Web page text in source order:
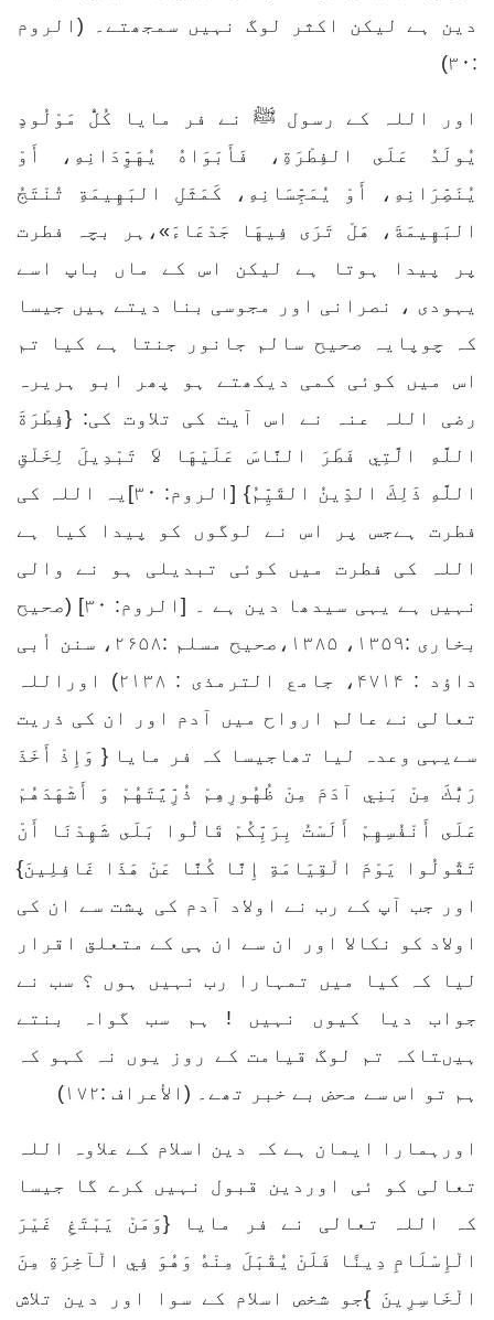
دین ہے لیکن اکثر لوگ نہیں سمجھتے۔ (الروم
:۳۰)
اور اللہ کے رسول ﷺ نے فر مایا كُلُّ مَوْلُودٍ
يُولَدُ عَلَى الفِطْرَةِ، فَأَبَوَاهُ يُهَوِّدَانِهِ، أَوْ
يُنَصِّرَانِهِ، أَوْ يُمَجِّسَانِهِ، كَمَثَلِ البَهِيمَةِ تُنْتَجُ
البَهِيمَةَ، هَلْ تَرَى فِيهَا جَدْعَاءَ»،ہر بچہ فطرت
پر پیدا ہوتا ہے لیکن اس کے ماں باپ اسے
یہودی ، نصرانی اور مجوسی بنا دیتے ہیں جیسا
کہ چوپایہ صحیح سالم جانور جنتا ہے کیا تم
اس میں کوئی کمی دیکھتے ہو پھر ابو ہریرہ
رضی اللہ عنہ نے اس آیت کی تلاوت کی: {فِطْرَةَ
اللَّهِ الَّتِي فَطَرَ النَّاسَ عَلَيْهَا لاَ تَبْدِيلَ لِخَلْقِ
اللَّهِ ذَلِكَ الدِّينُ القَيِّمُ} [الروم: ۳۰]یہ اللہ کی
فطرت ہےجس پر اس نے لوگوں کو پیدا کیا ہے
اللہ کی فطرت میں کوئی تبدیلی ہو نے والی
نہیں ہے یہی سیدھا دین ہے ۔ [الروم: ۳۰] (صحیح
بخاری :۱۳۵۹، ۱۳۸۵،صحیح مسلم :۲۶۵۸، سنن أبی
داؤد : ۴۷۱۴، جامع الترمذی : ۲۱۳۸) اوراللہ
تعالی نے عالم ارواح میں آدم اور ان کی ذریت
سےیہی وعدہ لیا تھاجیسا کہ فر مایا { وَإِذْ أَخَذَ
رَبُّكَ مِنْ بَنِي آدَمَ مِنْ ظُهُورِهِمْ ذُرِّيَّتَهُمْ وَ أَشْهَدَهُمْ
عَلَى أَنْفُسِهِمْ أَلَسْتُ بِرَبِّكُمْ قَالُوا بَلَى شَهِدْنَا أَنْ
تَقُولُوا يَوْمَ الْقِيَامَةِ إِنَّا كُنَّا عَنْ هَذَا غَافِلِينَ}
اور جب آپ کے رب نے اولاد آدم کی پشت سے ان کی
اولاد کو نکالا اور ان سے ان ہی کے متعلق اقرار
لیا کہ کیا میں تمہارا رب نہیں ہوں ؟ سب نے
جواب دیا کیوں نہیں ! ہم سب گواہ بنتے
ہیںتاکہ تم لوگ قیامت کے روز یوں نہ کہو کہ
ہم تو اس سے محض بے خبر تھے۔ (الأعراف :۱۷۲)
اورہمارا ایمان ہے کہ دین اسلام کے علاوہ اللہ
تعالی کو ئی اوردین قبول نہیں کرے گا جیسا
کہ اللہ تعالی نے فر مایا {وَمَنْ يَبْتَغِ غَيْرَ
الْإِسْلَامِ دِينًا فَلَنْ يُقْبَلَ مِنْهُ وَهُوَ فِي الْآخِرَةِ مِنَ
الْخَاسِرِينَ }جو شخص اسلام کے سوا اور دین تلاش